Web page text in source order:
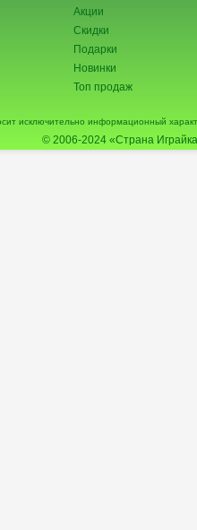
Акции
Скидки
Подарки
Новинки
Топ продаж
исключительно информационный
© 2006-2024 «Страна